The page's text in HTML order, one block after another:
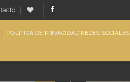
POLÍTICA DE PRIVACIDAD REDES SOCIALES